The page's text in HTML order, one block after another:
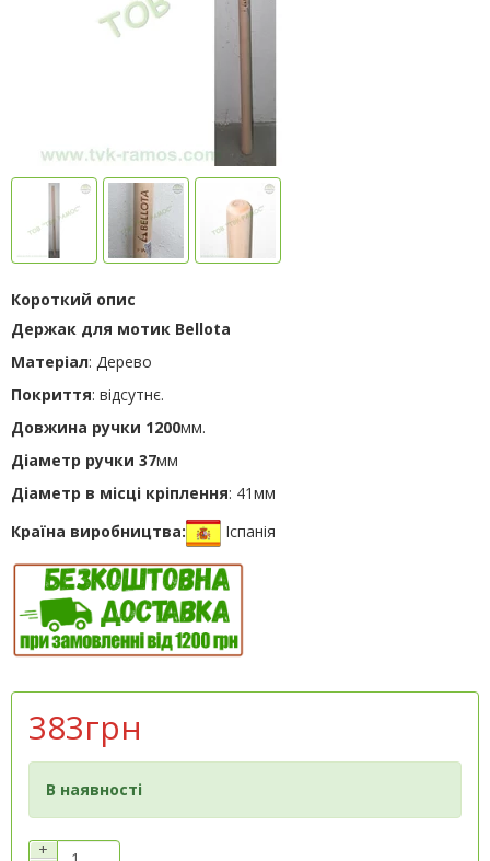
Короткий опис
Держак для мотик Bellota
Матеріал: Дерево
Покриття: відсутнє.
Довжина ручки 1200мм.
Діаметр ручки 37мм
Діаметр в місці кріплення: 41мм
Країна виробництва:
Іспанія
383грн
В наявності
+